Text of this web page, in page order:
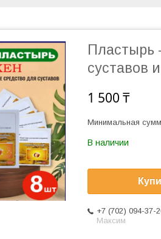
Пластырь
суставов
1 500 ₸
Минимальная
В наличии
+7 (702) 094-37-
Максим